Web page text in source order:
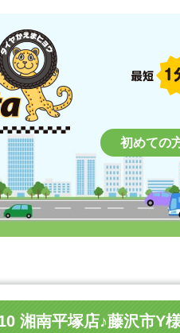
初めての
湘南平塚店♪藤沢市Y